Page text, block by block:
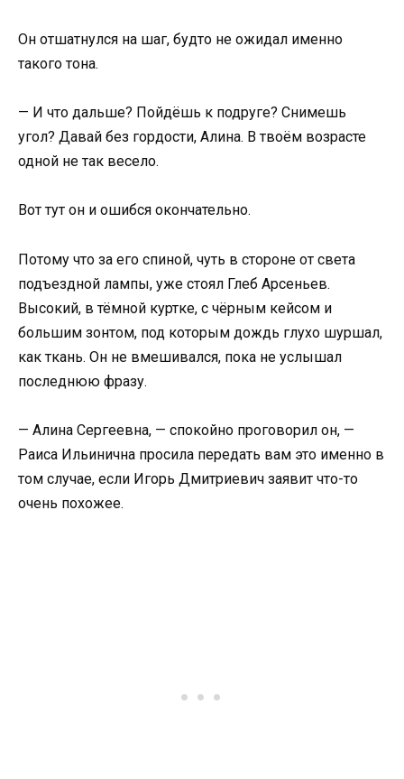
Он отшатнулся на шаг, будто не ожидал именно
такого тона.
— И что дальше? Пойдёшь к подруге? Снимешь
угол? Давай без гордости, Алина. В твоём возрасте
одной не так весело.
Вот тут он и ошибся окончательно.
Потому что за его спиной, чуть в стороне от света
подъездной лампы, уже стоял Глеб Арсеньев.
Высокий, в тёмной куртке, с чёрным кейсом и
большим зонтoм, под которым дождь глухо шуршал,
как ткань. Он не вмешивался, пока не услышал
последнюю фразу.
— Алина Сергеевна, — спокойно проговорил он, —
Раиса Ильинична просила передать вам это именно в
том случае, если Игорь Дмитриевич заявит что-то
очень похожее.